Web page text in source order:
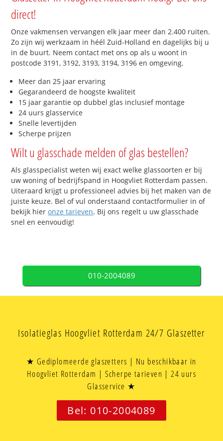
direct!
Onze vakmensen vervangen elk jaar meer dan 2.400 ruiten.
Zo zijn wij werkzaam in héél Zuid-Holland en dagelijks bij u
in de buurt. Neem contact met ons op als u woont in
postcode 3191, 3192, 3193, 3194, 3196 en omgeving.
Meer dan 25 jaar ervaring
Gegarandeerd de hoogste kwaliteit
15 jaar garantie op dubbel glas inclusief montage
24 uurs glasservice
Snelle levertijden
Scherpe prijzen
Wilt u glasschade melden of glas bestellen?
Als glasspecialist weten wij exact welke glassoorten er bij
uw woning of bedrijfspand in Hoogvliet Rotterdam passen.
Uiteraard krijgt u professioneel advies bij het maken van de
juiste keuze. Bel of vul onderstaand contactformulier in of
bekijk hieronze tarieven. Bij ons regelt u uw glasschade
snel en eenvoudig!
010-2004089
Isolatieglas Hoogvliet Rotterdam 24/7 Glaszetter
★ Gediplomeerde glaszetters | Nu beschikbaar in
Hoogvliet Rotterdam | Scherpe tarieven | 24 uurs
Glasservice ★
Bel: 010-2004089